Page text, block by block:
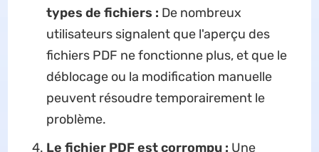
types de fichiers : De nombreux
utilisateurs signalent que l'aperçu des
fichiers PDF ne fonctionne plus, et que le
déblocage ou la modification manuelle
peuvent résoudre temporairement le
problème.
Le fichier PDF est corrompu : Une